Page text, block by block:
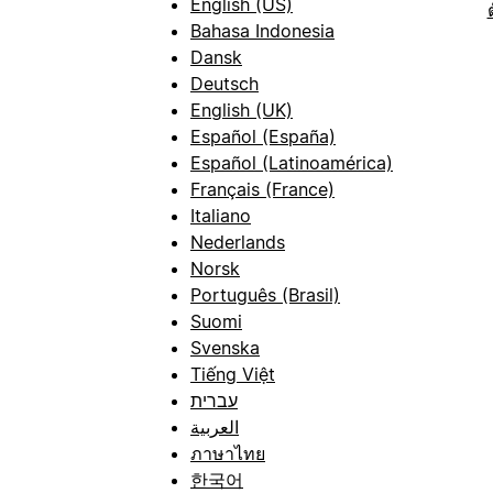
Bahasa Indonesia
Dansk
Deutsch
English (UK)
Español (España)
Español (Latinoamérica)
Français (France)
Italiano
Nederlands
Norsk
Português (Brasil)
Suomi
Svenska
Tiếng Việt
עברית
العربية
ภาษาไทย
한국어